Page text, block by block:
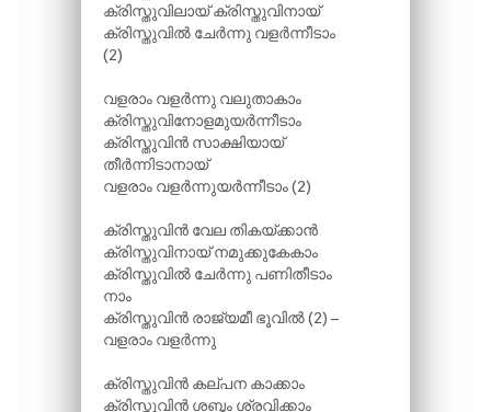
ക്രിസ്തുവിലായ് ക്രിസ്തുവിനായ്
ക്രിസ്തുവിൽ ചേർന്നു വളർന്നീടാം
(2)
വളരാം വളർന്നു വലുതാകാം
ക്രിസ്തുവിനോളമുയർന്നീടാം
ക്രിസ്തുവിൻ സാക്ഷിയായ്
തീർന്നിടാനായ്
വളരാം വളർന്നുയർന്നീടാം (2)
ക്രിസ്തുവിൻ വേല തികയ്ക്കാൻ
ക്രിസ്തുവിനായ് നമുക്കുകേകാം
ക്രിസ്തുവിൽ ചേർന്നു പണിതീടാം
നാം
ക്രിസ്തുവിൻ രാജ്യമീ ഭൂവിൽ (2) –
വളരാം വളർന്നു
ക്രിസ്തുവിൻ കല്പന കാക്കാം
ക്രിസ്തുവിൻ ശബ്ദം ശ്രവിക്കാം